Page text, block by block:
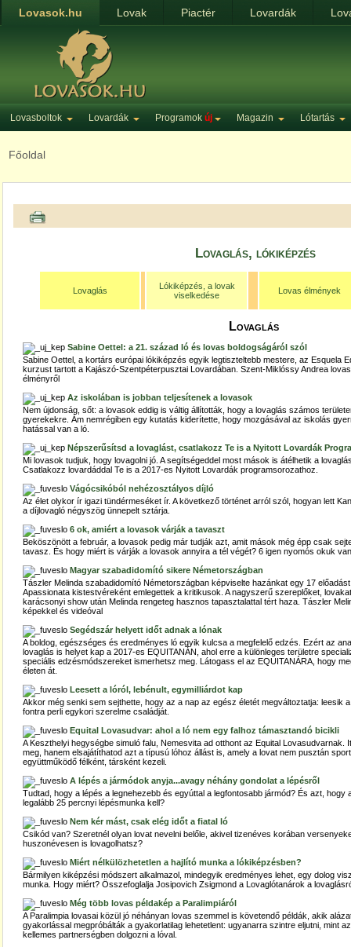
Lovasok.hu Lovak Piactér Lovardák
Lovasboltok Lovardák Programok új Magazin Lótartás
Főoldal
Lovaglás, lókiképzés
Lovaglás
Lókiképzés, a lovak
viselkedése
Lovas élmények
Lovaglás
Sabine Oettel: a 21. század ló és lovas boldogságáról szól
Sabine Oettel, a kortárs európai lókiképzés egyik legtiszteltebb mestere, az Esquela
kurzust tartott a Kajászó-Szentpéterpusztai Lovardában. Szent-Miklóssy Andrea
élményről
Az iskolában is jobban teljesítenek a lovasok
Nem újdonság, sőt: a lovasok eddig is váltig állították, hogy a lovaglás számos
gyerekekre. Ám nemrégiben egy kutatás kiderítette, hogy mozgásával az iskolás
hatással van a ló.
Népszerűsítsd a lovaglást, csatlakozz Te is a Nyitott Lovardák
Mi lovasok tudjuk, hogy lovagolni jó. A segítségeddel most mások is átélhetik a
Csatlakozz lovardáddal Te is a 2017-es Nyitott Lovardák programsorozathoz.
Vágócsikóból nehézosztályos díjló
Az élet olykor ír igazi tündérmeséket ír. A következő történet arról szól, hogyan lett
a díjlovagló négyszög ünnepelt sztárja.
6 ok, amiért a lovasok várják a tavaszt
Beköszönött a február, a lovasok pedig már tudják azt, amit mások még épp csak
tavasz. És hogy miért is várják a lovasok annyira a tél végét? 6 igen nyomós okuk
Magyar szabadidomító sikere Németországban
Tászler Melinda szabadidomító Németországban képviselte hazánkat egy 17
Apassionata kistestvéreként emlegettek a kritikusok. A nagyszerű szereplőket,
karácsonyi show után Melinda rengeteg hasznos tapasztalattal tért haza. Tászler
képekkel és videóval
Segédszár helyett időt adnak a lónak
A boldog, egészséges és eredményes ló egyik kulcsa a megfelelő edzés. Ezért az
lovaglás is helyet kap a 2017-es EQUITANÁN, ahol erre a különleges területre
speciális edzésmódszereket ismerhetsz meg. Látogass el az EQUITANÁRA, hogy
életen át.
Leesett a lóról, lebénult, egymilliárdot kap
Akkor még senki sem sejthette, hogy az a nap az egész életét megváltoztatja: leesik
fontra perli egykori szerelme családját.
Equital Lovasudvar: ahol a ló nem egy falhoz támasztandó bicikli
A Keszthelyi hegységbe simuló falu, Nemesvita ad otthont az Equital Lovasudvarnak.
meg, hanem elsajátíthatod azt a típusú lóhoz állást is, amely a lovat nem pusztán
együttműködő félként, társként kezeli.
A lépés a jármódok anyja...avagy néhány gondolat a lépésről
Tudtad, hogy a lépés a legnehezebb és egyúttal a legfontosabb jármód? És azt, hogy
legalább 25 percnyi lépésmunka kell?
Nem kér mást, csak elég időt a fiatal ló
Csikód van? Szeretnél olyan lovat nevelni belőle, akivel tizenéves korában
huszonévesen is lovagolhatsz?
Miért nélkülözhetetlen a hajlító munka a lókiképzésben?
Bármilyen kiképzési módszert alkalmazol, mindegyik eredményes lehet, egy dolog
munka. Hogy miért? Összefoglalja Josipovich Zsigmond a Lovaglótanárok a
Még több lovas példakép a Paralimpiáról
A Paralimpia lovasai közül jó néhányan lovas szemmel is követendő példák, akik
gyakorlással megpróbálták a gyakorlatilag lehetetlent: ugyanarra szintre eljutni, mint
kellemes partnerségben dolgozni a lóval.